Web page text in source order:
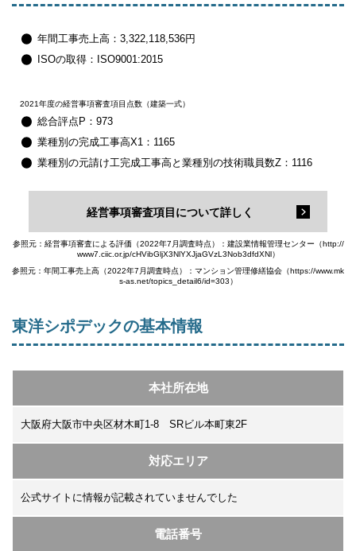
年間工事売上高：3,322,118,536円
ISOの取得：ISO9001:2015
2021年度の経営事項審査項目点数（建築一式）
総合評点P：973
業種別の完成工事高X1：1165
業種別の元請け工完成工事高と業種別の技術職員数Z：1116
経営事項審査項目について詳しく
参照元：経営事項審査による評価（2022年7月調査時点）：建設業情報管理センター（http://
www7.ciic.or.jp/cHVibGljX3NlYXJjaGVzL3Nob3dfdXNl）
参照元：年間工事売上高（2022年7月調査時点）：マンション管理修繕協会（https://www.mk
s-as.net/topics_detail6/id=303）
東洋シポデックの基本情報
本社所在地
大阪府大阪市中央区材木町1-8 SRビル本町東2F
対応エリア
公式サイトに情報が記載されていませんでした
電話番号